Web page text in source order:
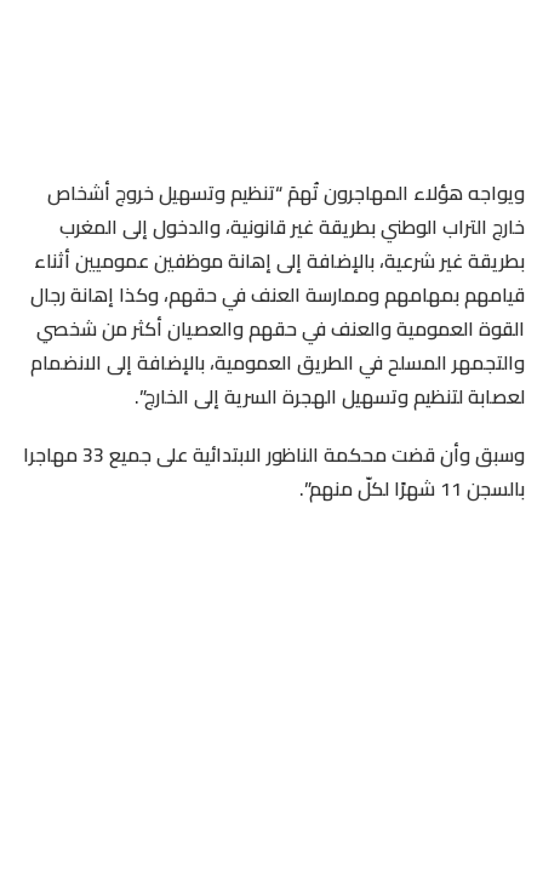
ويواجه هؤلاء المهاجرون تُهمَ “تنظيم وتسهيل خروج أشخاص
خارج التراب الوطني بطريقة غير قانونية، والدخول إلى المغرب
بطريقة غير شرعية، بالإضافة إلى إهانة موظفين عموميين أثناء
قيامهم بمهامهم وممارسة العنف في حقهم، وكذا إهانة رجال
القوة العمومية والعنف في حقهم والعصيان أكثر من شخصي
والتجمهر المسلح في الطريق العمومية، بالإضافة إلى الانضمام
لعصابة لتنظيم وتسهيل الهجرة السرية إلى الخارج”.
وسبق وأن قضت محكمة الناظور الابتدائية على جميع 33 مهاجرا
بالسجن 11 شهرًا لكلّ منهم”.